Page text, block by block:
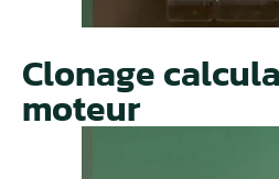
Clonage
moteur